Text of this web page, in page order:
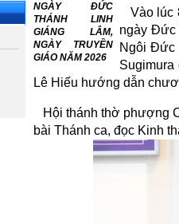
NGÀY ĐỨC
THÁNH LINH
GIÁNG LÂM,
NGÀY TRUYỀN
GIÁO NĂM 2026
Vào lúc
ngày Đức
Ngôi Đức
Sugimura
Lê Hiếu hướng dẫn
Hội thánh thờ phượng
bài Thánh ca, đọc Kinh